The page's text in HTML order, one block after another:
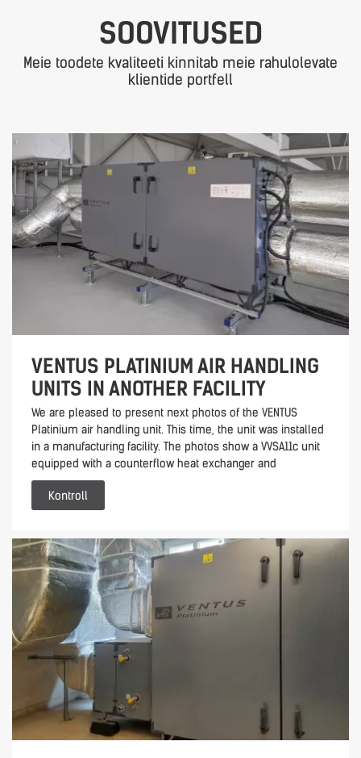
SOOVITUSED
Meie toodete kvaliteeti kinnitab meie rahulolevate
klientide portfell
VENTUS PLATINIUM AIR HANDLING
UNITS IN ANOTHER FACILITY
We are pleased to present next photos of the VENTUS
Platinium air handling unit. This time, the unit was installed
in a manufacturing facility. The photos show a VVSA11c unit
equipped with a counterflow heat exchanger and
Kontroll